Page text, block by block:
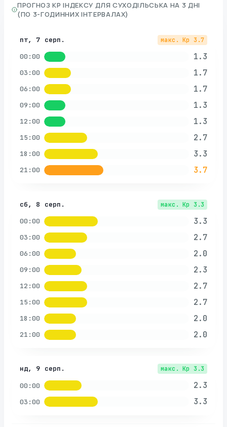
ПРОГНОЗ KP ІНДЕКСУ ДЛЯ СУХОДІЛЬСЬКА НА 3 ДНІ
(ПО 3-ГОДИННИХ ІНТЕРВАЛАХ)
пт, 7 серп. макс. Kp 3.7
00:00 1.3
03:00 1.7
06:00 1.7
09:00 1.3
12:00 1.3
15:00 2.7
18:00 3.3
21:00 3.7
сб, 8 серп. макс. Kp 3.3
00:00 3.3
03:00 2.7
06:00 2.0
09:00 2.3
12:00 2.7
15:00 2.7
18:00 2.0
21:00 2.0
нд, 9 серп. макс. Kp 3.3
00:00 2.3
03:00 3.3